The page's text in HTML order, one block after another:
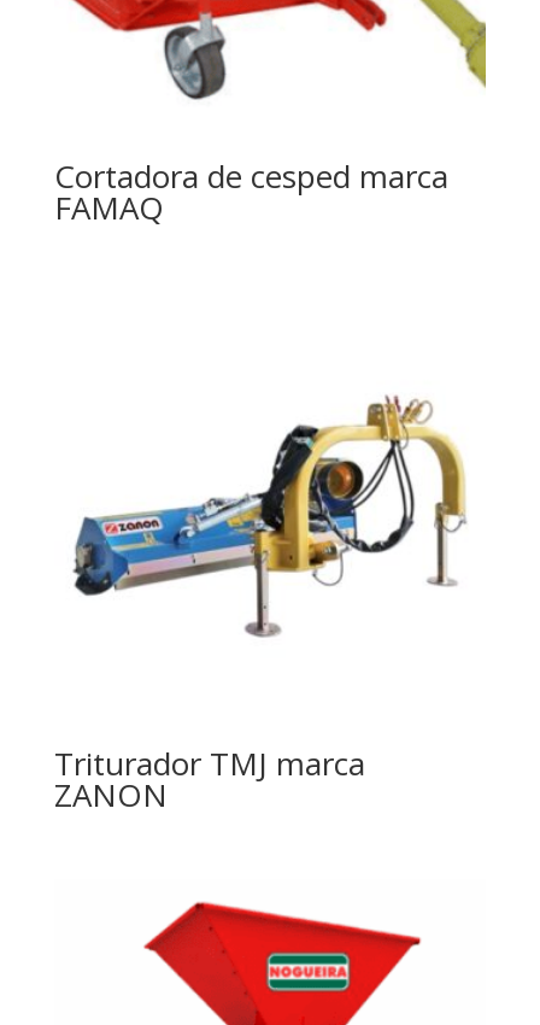
Cortadora de cesped marca
FAMAQ
Triturador TMJ marca
ZANON